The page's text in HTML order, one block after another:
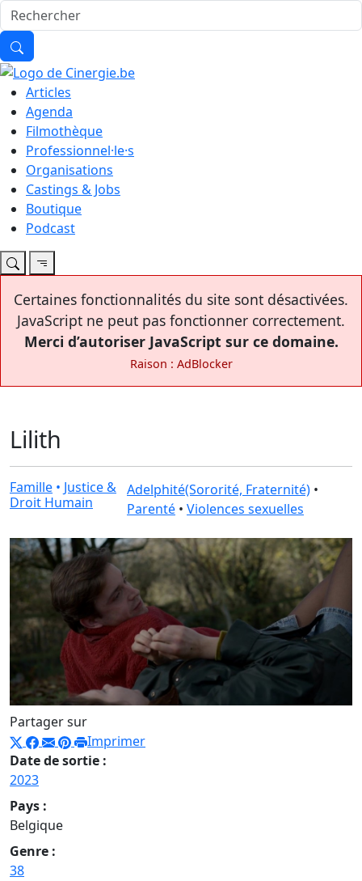
Articles
Agenda
Filmothèque
Professionnel·le·s
Organisations
Castings & Jobs
Boutique
Podcast
Certaines fonctionnalités du site sont désactivées.
JavaScript ne peut pas fonctionner correctement.
Merci d’autoriser JavaScript sur ce domaine.
Raison : AdBlocker
Lilith
Famille • Justice &
Droit Humain
Adelphité(Sororité, Fraternité)•
Parenté• Violences sexuelles
Partager sur
Imprimer
Date de sortie :
2023
Pays :
Belgique
Genre :
38